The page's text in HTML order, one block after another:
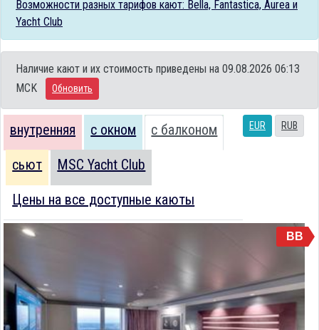
Возможности разных тарифов кают: Bella, Fantastica, Aurea и
Yacht Club
Наличие кают и их стоимость приведены на 09.08.2026 06:13
MCK
Обновить
EUR RUB
внутренняя с окном с балконом
сьют MSC Yacht Club
Цены на все доступные каюты
BB